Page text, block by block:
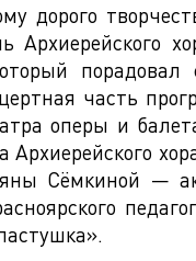
дорого
Архиерейского
часть
оперы и
Сёмкиной —